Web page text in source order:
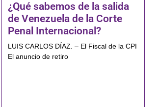
¿Qué sabemos de la salida
de Venezuela de la Corte
Penal Internacional?
LUIS CARLOS DÍAZ. – El Fiscal de la CPI
El anuncio de retiro